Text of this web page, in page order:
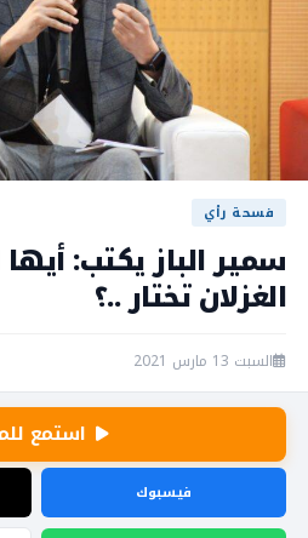
فسحة رأي
سمير الباز يكتب:
الغزلان تختار ..؟
السبت 13 مارس 2021
استمع
فيسبوك